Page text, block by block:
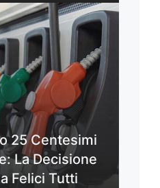
25 Centesimi
La Decisione
Felici Tutti